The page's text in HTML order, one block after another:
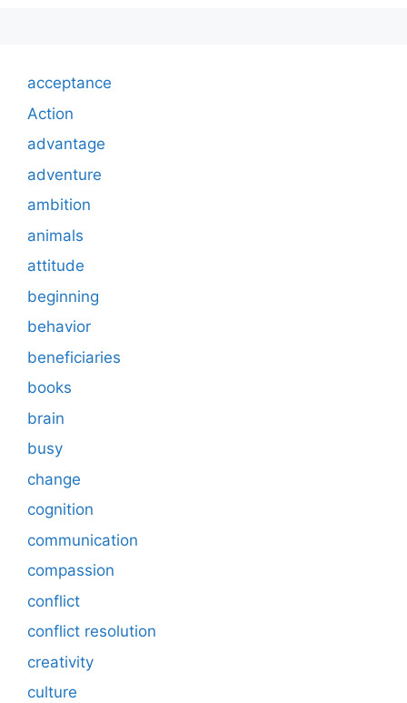
acceptance
Action
advantage
adventure
ambition
animals
attitude
beginning
behavior
beneficiaries
books
brain
busy
change
cognition
communication
compassion
conflict
conflict resolution
creativity
culture